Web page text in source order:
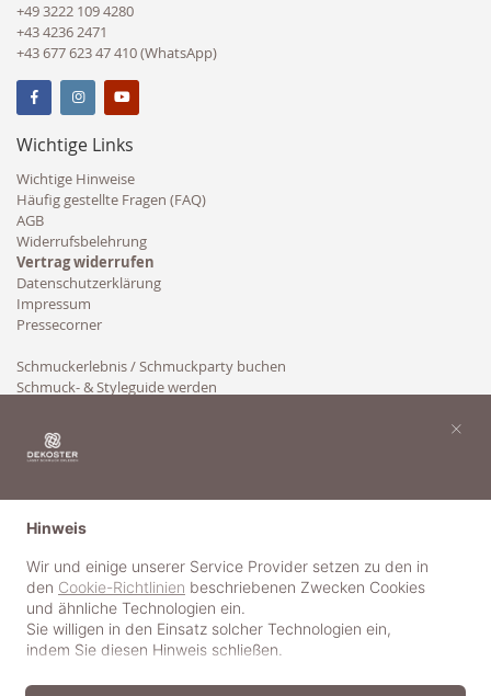
+49 3222 109 4280
+43 4236 2471
+43 677 623 47 410 (WhatsApp)
Wichtige Links
Wichtige Hinweise
Häufig gestellte Fragen (FAQ)
AGB
Widerrufsbelehrung
Vertrag widerrufen
Datenschutzerklärung
Impressum
Pressecorner
Schmuckerlebnis / Schmuckparty buchen
Schmuck- & Styleguide werden
Hinweis
Wir und einige unserer Service Provider setzen zu den in
den Cookie-Richtlinien beschriebenen Zwecken Cookies
und ähnliche Technologien ein.
Sie willigen in den Einsatz solcher Technologien ein,
indem Sie diesen Hinweis schließen.
×